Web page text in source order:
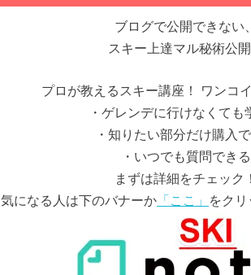
ブログで公開できない、
スキー上達マル秘術公
プロが教えるスキー講座！ ワンコ
・ゲレンデに行けなくても
・知りたい部分だけ購入
・いつでも質問できる
まずは詳細をチェック！
気になる人は下のバナーか 「ここ」 をク